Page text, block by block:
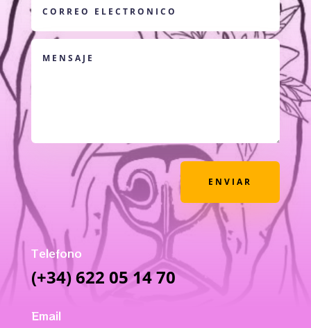
ENVIAR
Telefono
(+34) 622 05 14 70
Email